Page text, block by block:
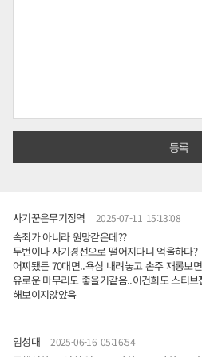
사기꾼은무기징역 2025-07-11 15:13:08
속죄가 아니라 원망같은데??
두번이나 사기경선으로 떨어지다니 억울하다?
어찌됐든 70대면..욕심 내려놓고 손주 재롱보
유로운 마무리도 좋을거같음..이건희도 스티
해보이지않았음
임성대 2025-06-16 05:16:54